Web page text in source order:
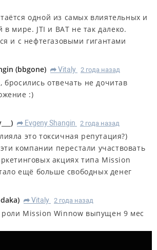
одной из самых влиятельных и
в мире. JTI и BAT не так далеко.
и с нефтегазовыми гигантами
(bbgone) R Vitaly 2 года назад
бросились отвечать не дочитав
:)
) R Evgeny Shangin 2 года назад
это токсичная репутация?)
компании перестали участвовать
акциях типа Mission
ещё больше свободных денег
) R Vitaly 2 года назад
роли Mission Winnow выпущен 9 мес